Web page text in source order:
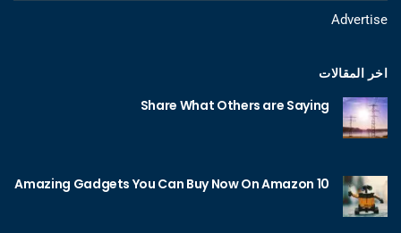
Advertise
اخر المقالات
Share What Others are Saying
10 Amazing Gadgets You Can Buy Now On Amazon